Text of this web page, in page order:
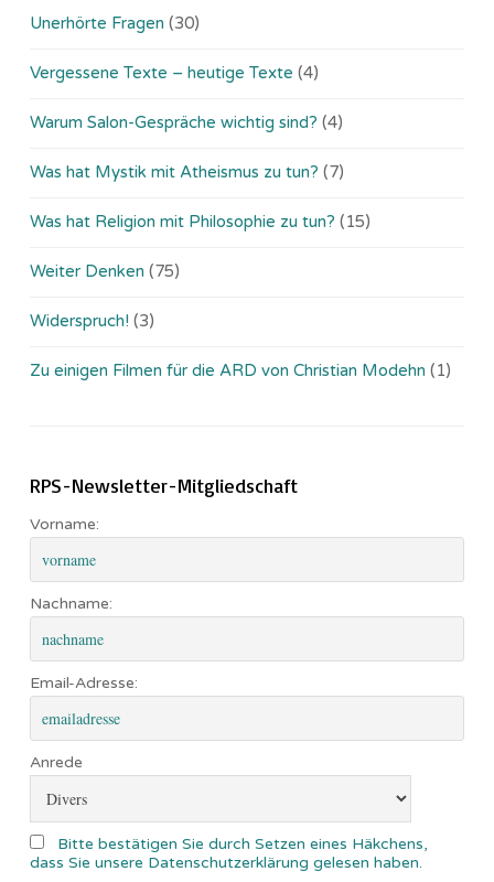
Unerhörte Fragen (30)
Vergessene Texte – heutige Texte (4)
Warum Salon-Gespräche wichtig sind? (4)
Was hat Mystik mit Atheismus zu tun? (7)
Was hat Religion mit Philosophie zu tun? (15)
Weiter Denken (75)
Widerspruch! (3)
Zu einigen Filmen für die ARD von Christian Modehn (1)
RPS-Newsletter-Mitgliedschaft
Vorname:
Nachname:
Email-Adresse:
Anrede
Bitte bestätigen Sie durch Setzen eines Häkchens,
dass Sie unsere Datenschutzerklärung gelesen haben.